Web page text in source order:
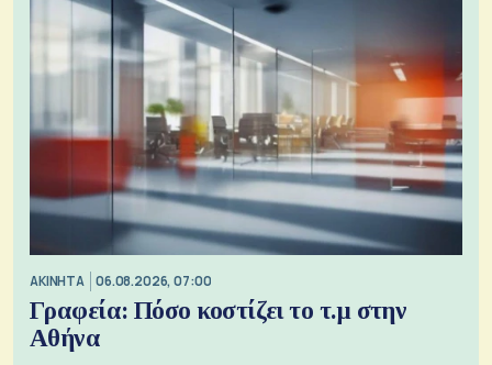
ΑΚΙΝΗΤΑ 06.08.2026, 07:00
Γραφεία: Πόσο κοστίζει το τ.μ στην
Αθήνα